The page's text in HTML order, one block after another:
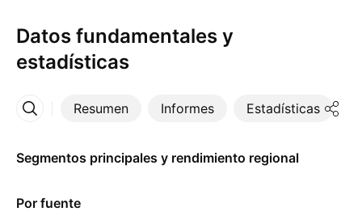
Datos fundamentales y
estadísticas
Resumen Informes Estadísticas
Más
Segmentos principales y rendimiento regional
Por fuente